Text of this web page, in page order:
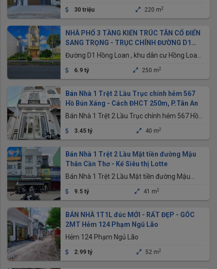
30 triệu 220 m2
NHÀ PHỐ 3 TẦNG KIẾN TRÚC TÂN CỔ ĐIỂN
SANG TRỌNG - TRỤC CHÍNH ĐƯỜNG D1
KDC HỒNG LOAN
Đường D1 Hồng Loan , khu dân cư Hồng Loan,
6.9 tỷ 250 m2
Bán Nhà 1 Trệt 2 Lầu Trục chính hẻm 567
Hồ Bún Xáng - Cách ĐHCT 250m, P.Tân An
Bán Nhà 1 Trệt 2 Lầu Trục chính hẻm 567 Hồ
3.45 tỷ 40 m2
Bán Nhà 1 Trệt 2 Lầu Mặt tiền đường Mậu
Thân Cần Thơ - Kế Siêu thị Lotte
Bán Nhà 1 Trệt 2 Lầu Mặt tiền đường Mậu
9.5 tỷ 41 m2
BÁN NHÀ 1T1L đúc MỚI - RẤT ĐẸP - GÓC
2MT Hẻm 124 Phạm Ngũ Lão
Hẻm 124 Phạm Ngủ Lão
2.99 tỷ 52 m2